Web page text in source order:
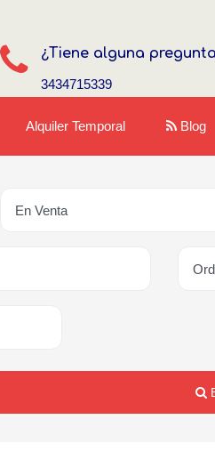
¿Tiene alguna
3434715339
Alquiler Temporal Blog